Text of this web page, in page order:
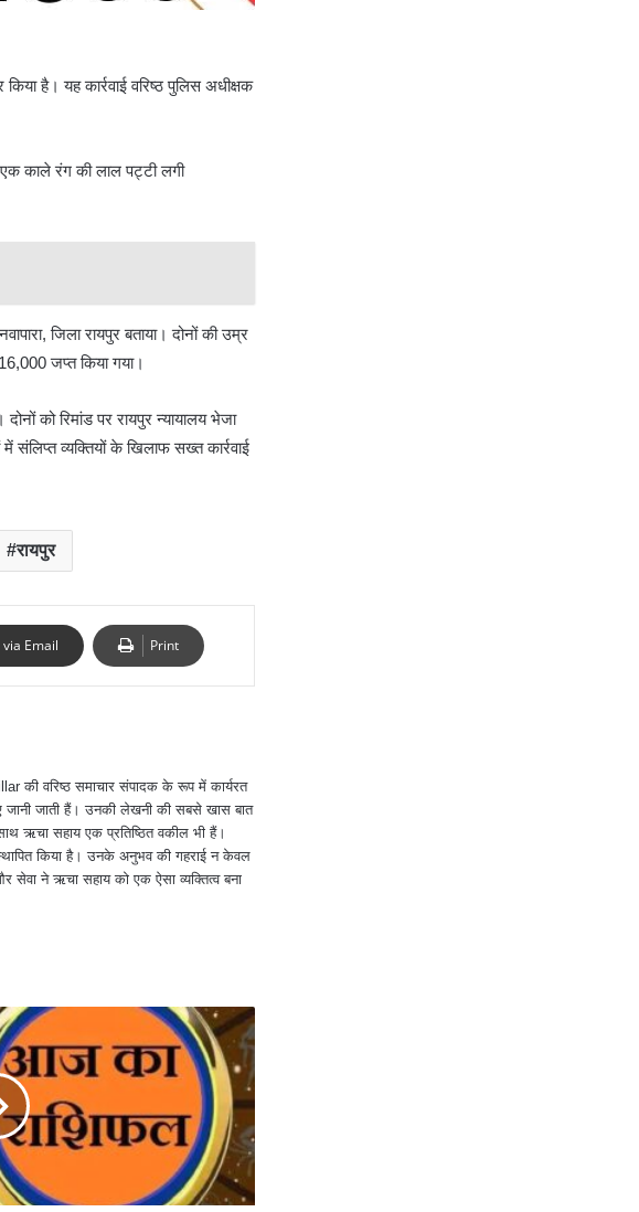
जिला रायपुर बताया। दोनों की उम्र
को रिमांड पर रायपुर न्यायालय भेजा
via Email Print
की वरिष्ठ समाचार संपादक के रूप में कार्यरत
और सेवा ने ऋचा सहाय को एक ऐसा व्यक्तित्व बना